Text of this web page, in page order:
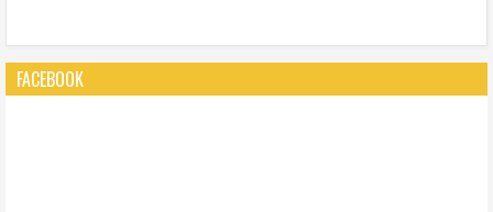
FACEBOOK